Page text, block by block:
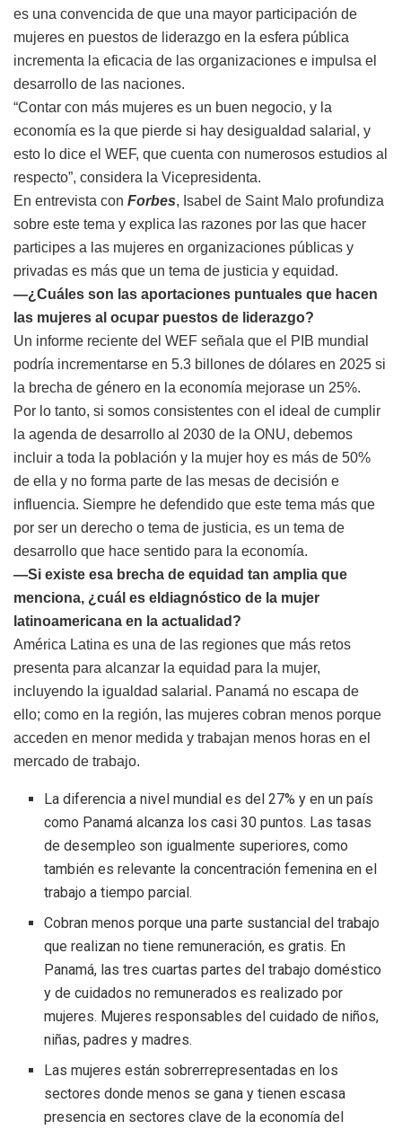
es una convencida de que una mayor participación de
mujeres en puestos de liderazgo en la esfera pública
incrementa la eficacia de las organizaciones e impulsa el
desarrollo de las naciones.
“Contar con más mujeres es un buen negocio, y la
economía es la que pierde si hay desigualdad salarial, y
esto lo dice el WEF, que cuenta con numerosos estudios al
respecto”, considera la Vicepresidenta.
En entrevista con Forbes, Isabel de Saint Malo profundiza
sobre este tema y explica las razones por las que hacer
participes a las mujeres en organizaciones públicas y
privadas es más que un tema de justicia y equidad.
—¿Cuáles son las aportaciones puntuales que hacen
las mujeres al ocupar puestos de liderazgo?
Un informe reciente del WEF señala que el PIB mundial
podría incrementarse en 5.3 billones de dólares en 2025 si
la brecha de género en la economía mejorase un 25%.
Por lo tanto, si somos consistentes con el ideal de cumplir
la agenda de desarrollo al 2030 de la ONU, debemos
incluir a toda la población y la mujer hoy es más de 50%
de ella y no forma parte de las mesas de decisión e
influencia. Siempre he defendido que este tema más que
por ser un derecho o tema de justicia, es un tema de
desarrollo que hace sentido para la economía.
—Si existe esa brecha de equidad tan amplia que
menciona, ¿cuál es eldiagnóstico de la mujer
latinoamericana en la actualidad?
América Latina es una de las regiones que más retos
presenta para alcanzar la equidad para la mujer,
incluyendo la igualdad salarial. Panamá no escapa de
ello; como en la región, las mujeres cobran menos porque
acceden en menor medida y trabajan menos horas en el
mercado de trabajo.
La diferencia a nivel mundial es del 27% y en un país
como Panamá alcanza los casi 30 puntos. Las tasas
de desempleo son igualmente superiores, como
también es relevante la concentración femenina en el
trabajo a tiempo parcial.
Cobran menos porque una parte sustancial del trabajo
que realizan no tiene remuneración, es gratis. En
Panamá, las tres cuartas partes del trabajo doméstico
y de cuidados no remunerados es realizado por
mujeres. Mujeres responsables del cuidado de niños,
niñas, padres y madres.
Las mujeres están sobrerrepresentadas en los
sectores donde menos se gana y tienen escasa
presencia en sectores clave de la economía del